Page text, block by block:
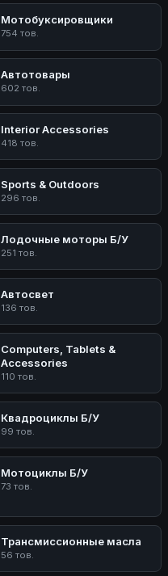
Мотобуксировщики
754 тов.
Автотовары
602 тов.
Interior Accessories
418 тов.
Sports & Outdoors
296 тов.
Лодочные моторы Б/У
251 тов.
Автосвет
136 тов.
Computers, Tablets &
Accessories
110 тов.
Квадроциклы Б/У
99 тов.
Мотоциклы Б/У
73 тов.
Трансмиссионные масла
56 тов.